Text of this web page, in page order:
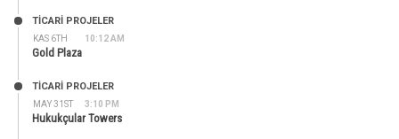
KAS 6TH 10:12 AM
TİCARİ PROJELER
Gold Plaza
MAY 31ST 3:10 PM
TİCARİ PROJELER
Hukukçular Towers